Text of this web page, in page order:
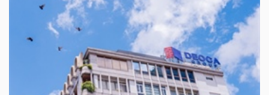
khoán
Cổ phiếu Chỉ số Chứng chỉ quỹ Chứng